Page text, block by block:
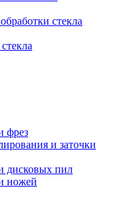
стекла
фрез
и заточки
дисковых пил
ножей